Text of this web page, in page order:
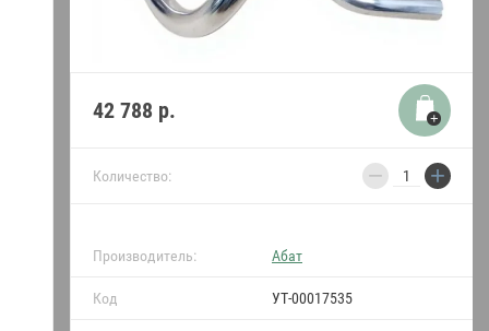
термопреобразователи
прокладки Абат
42 788 р.
Количество: − +
Производитель: Абат
Код УТ-00017535